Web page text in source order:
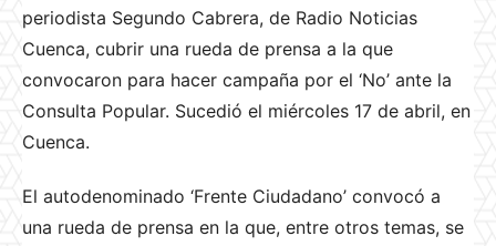
periodista Segundo Cabrera, de Radio Noticias
Cuenca, cubrir una rueda de prensa a la que
convocaron para hacer campaña por el ‘No’ ante la
Consulta Popular. Sucedió el miércoles 17 de abril, en
Cuenca.
El autodenominado ‘Frente Ciudadano’ convocó a
una rueda de prensa en la que, entre otros temas, se